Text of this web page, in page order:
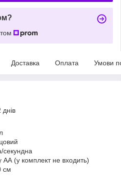
Доставка Оплата Умови
секундна
(у комплект не входить)
см